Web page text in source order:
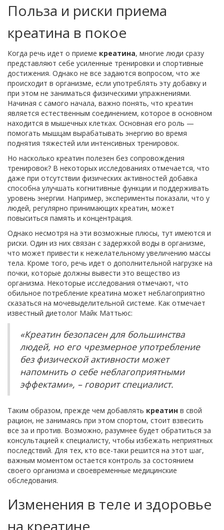
Польза и риски приема
креатина в покое
Когда речь идет о приеме креатина, многие люди сразу
представляют себе усиленные тренировки и спортивные
достижения. Однако не все задаются вопросом, что же
происходит в организме, если употреблять эту добавку и
при этом не заниматься физическими упражнениями.
Начиная с самого начала, важно понять, что креатин
является естественным соединением, которое в основном
находится в мышечных клетках. Основная его роль —
помогать мышцам вырабатывать энергию во время
поднятия тяжестей или интенсивных тренировок.
Но насколько креатин полезен без сопровождения
тренировок? В некоторых исследованиях отмечается, что
даже при отсутствии физических активностей добавка
способна улучшать когнитивные функции и поддерживать
уровень энергии. Например, эксперименты показали, что у
людей, регулярно принимающих креатин, может
повыситься память и концентрация.
Однако несмотря на эти возможные плюсы, тут имеются и
риски. Один из них связан с задержкой воды в организме,
что может привести к нежелательному увеличению массы
тела. Кроме того, речь идет о дополнительной нагрузке на
почки, которые должны вывести это вещество из
организма. Некоторые исследования отмечают, что
обильное потребление креатина может неблагоприятно
сказаться на мочевыделительной системе. Как отмечает
известный диетолог Майк Маттьюс:
«Креатин безопасен для большинства
людей, но его чрезмерное употребление
без физической активности может
напомнить о себе неблагоприятными
эффектами», – говорит специалист.
Таким образом, прежде чем добавлять креатин в свой
рацион, не занимаясь при этом спортом, стоит взвесить
все за и против. Возможно, разумнее будет обратиться за
консультацией к специалисту, чтобы избежать неприятных
последствий. Для тех, кто все-таки решится на этот шаг,
важным моментом остается контроль за состоянием
своего организма и своевременные медицинские
обследования.
Изменения в теле и здоровье
на креатине